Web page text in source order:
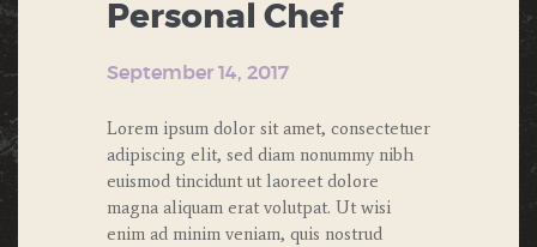
Personal Chef
September 14, 2017
Lorem ipsum dolor sit amet, consectetuer
adipiscing elit, sed diam nonummy nibh
euismod tincidunt ut laoreet dolore
magna aliquam erat volutpat. Ut wisi
enim ad minim veniam, quis nostrud